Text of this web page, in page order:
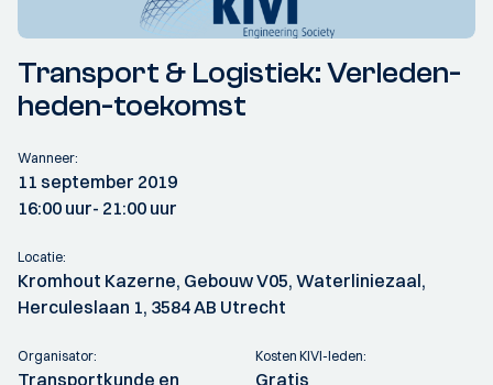
Transport & Logistiek: Verleden-
heden-toekomst
Wanneer:
11 september 2019
16:00 uur- 21:00 uur
Locatie:
Kromhout Kazerne, Gebouw V05, Waterliniezaal,
Herculeslaan 1, 3584 AB Utrecht
Organisator:
Transportkunde en
Kosten KIVI-leden:
Gratis